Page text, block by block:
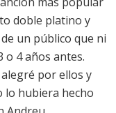
doble platino y
un público que ni
o 4 años antes.
por ellos y
lo hubiera hecho